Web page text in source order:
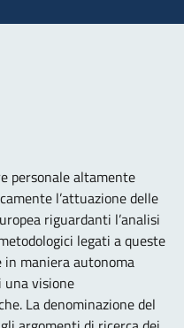
personale altamente
l’attuazione delle
riguardanti l’analisi
legati a queste
maniera autonoma
una visione
La denominazione del